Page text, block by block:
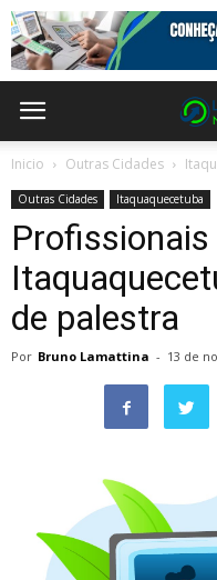
Inicio Outras Cidades
Outras Cidades Itaquaquecetuba
de palestra
Por Bruno Lamattina - 13 de